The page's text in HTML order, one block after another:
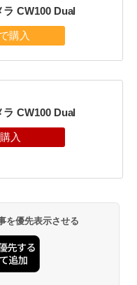
CW100 Dual
CW100 Dual
を優先表示させる